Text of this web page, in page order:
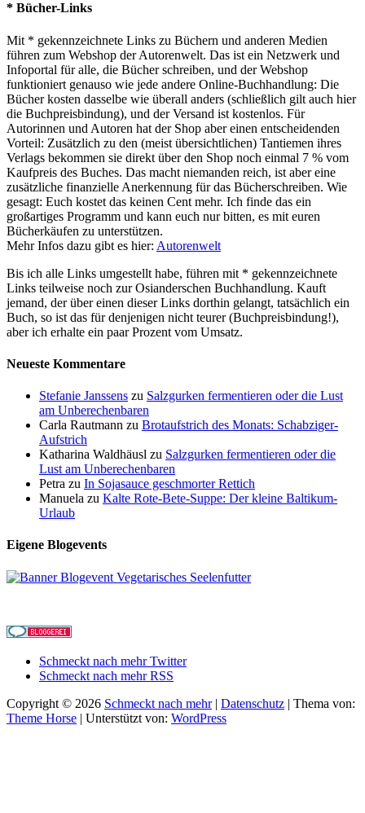
* Bücher-Links
Mit * gekennzeichnete Links zu Büchern und anderen Medien
führen zum Webshop der Autorenwelt. Das ist ein Netzwerk und
Infoportal für alle, die Bücher schreiben, und der Webshop
funktioniert genauso wie jede andere Online-Buchhandlung: Die
Bücher kosten dasselbe wie überall anders (schließlich gilt auch hier
die Buchpreisbindung), und der Versand ist kostenlos. Für
Autorinnen und Autoren hat der Shop aber einen entscheidenden
Vorteil: Zusätzlich zu den (meist übersichtlichen) Tantiemen ihres
Verlags bekommen sie direkt über den Shop noch einmal 7 % vom
Kaufpreis des Buches. Das macht niemanden reich, ist aber eine
zusätzliche finanzielle Anerkennung für das Bücherschreiben. Wie
gesagt: Euch kostet das keinen Cent mehr. Ich finde das ein
großartiges Programm und kann euch nur bitten, es mit euren
Bücherkäufen zu unterstützen.
Mehr Infos dazu gibt es hier: Autorenwelt
Bis ich alle Links umgestellt habe, führen mit * gekennzeichnete
Links teilweise noch zur Osianderschen Buchhandlung. Kauft
jemand, der über einen dieser Links dorthin gelangt, tatsächlich ein
Buch, so ist das für denjenigen nicht teurer (Buchpreisbindung!),
aber ich erhalte ein paar Prozent vom Umsatz.
Neueste Kommentare
Stefanie Janssens zu Salzgurken fermentieren oder die Lust
am Unberechenbaren
Carla Rautmann zu Brotaufstrich des Monats: Schabziger-
Aufstrich
Katharina Waldhäusl zu Salzgurken fermentieren oder die
Lust am Unberechenbaren
Petra zu In Sojasauce geschmorter Rettich
Manuela zu Kalte Rote-Bete-Suppe: Der kleine Baltikum-
Urlaub
Eigene Blogevents
Schmeckt nach mehr Twitter
Schmeckt nach mehr RSS
Copyright © 2026 Schmeckt nach mehr| Datenschutz | Thema von:
Theme Horse | Unterstützt von: WordPress